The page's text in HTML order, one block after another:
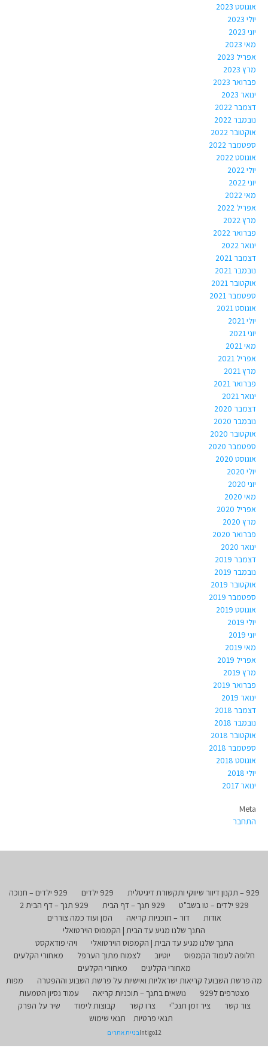
אוגוסט 2023
יולי 2023
יוני 2023
מאי 2023
אפריל 2023
מרץ 2023
פברואר 2023
ינואר 2023
דצמבר 2022
נובמבר 2022
אוקטובר 2022
ספטמבר 2022
אוגוסט 2022
יולי 2022
יוני 2022
מאי 2022
אפריל 2022
מרץ 2022
פברואר 2022
ינואר 2022
דצמבר 2021
נובמבר 2021
אוקטובר 2021
ספטמבר 2021
אוגוסט 2021
יולי 2021
יוני 2021
מאי 2021
אפריל 2021
מרץ 2021
פברואר 2021
ינואר 2021
דצמבר 2020
נובמבר 2020
אוקטובר 2020
ספטמבר 2020
אוגוסט 2020
יולי 2020
יוני 2020
מאי 2020
אפריל 2020
מרץ 2020
פברואר 2020
ינואר 2020
דצמבר 2019
נובמבר 2019
אוקטובר 2019
ספטמבר 2019
אוגוסט 2019
יולי 2019
יוני 2019
מאי 2019
אפריל 2019
מרץ 2019
פברואר 2019
ינואר 2019
דצמבר 2018
נובמבר 2018
אוקטובר 2018
ספטמבר 2018
אוגוסט 2018
יולי 2018
ינואר 2017
Meta
התחבר
929 – תקנון דיוור שיווקי ותקשורת דיגיטלית 929 ילדים
929 ילדים – חנוכה
929 ילדים – טו בשב"ט
929 תנך – דף הבית
929 תנך – דף הבית 2
אודות
דור – תוכניות קריאה
המן ועוד כמה צוררים
התנך שלנו מגיע עד הבית | הקמפוס הוירטואלי
התנך שלנו מגיע עד הבית | הקמפוס הוירטואלי
ויהי פודאקסט
חלופה לעמוד הקמפוס
יוטיוב לצמוח מתוך הערפל
מאחורי הקלעים
מאחורי הקלעים
מאחורי הקלעים
מה פרשת השבוע? קריאות ישראליות ואישיות על פרשת השבוע וההפטרה
מפות
מצטרפים ל929
נושאים בתנך – תוכניות קריאה
עמוד נסיון הטמעות
צור קשר
ציר זמן תנכ"י צרו קשר קבוצות לימוד
שיר על הפרק
תנאי פרטיות
תנאי שימוש
Intigo12בניית אתרים